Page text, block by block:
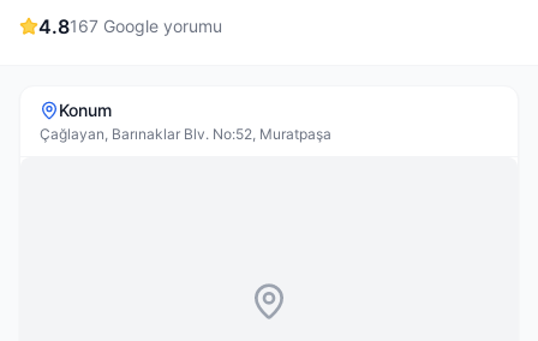
4.8167 Google yorumu
Konum
Çağlayan, Barınaklar Blv. No:52, Muratpaşa